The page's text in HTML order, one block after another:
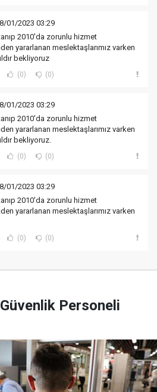
01/2023 03:29
2010'da zorunlu hizmet
yararlanan meslektaşlarımız varken
bekliyoruz
(0) (0)
01/2023 03:29
2010'da zorunlu hizmet
yararlanan meslektaşlarımız varken
bekliyoruz.
(0) (0)
01/2023 03:29
2010'da zorunlu hizmet
yararlanan meslektaşlarımız varken
(0) (0)
Personeli